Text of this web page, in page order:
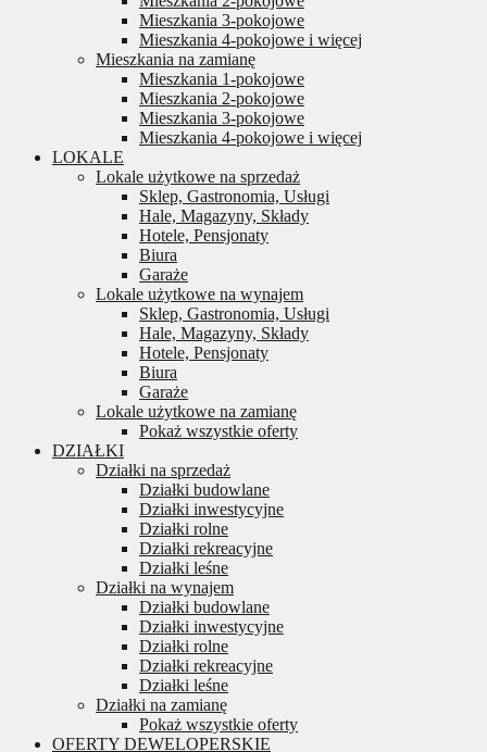
Mieszkania 3-pokojowe
Mieszkania 4-pokojowe i więcej
Mieszkania na zamianę
Mieszkania 1-pokojowe
Mieszkania 2-pokojowe
Mieszkania 3-pokojowe
Mieszkania 4-pokojowe i więcej
LOKALE
Lokale użytkowe na sprzedaż
Sklep, Gastronomia, Usługi
Hale, Magazyny, Składy
Hotele, Pensjonaty
Biura
Garaże
Lokale użytkowe na wynajem
Sklep, Gastronomia, Usługi
Hale, Magazyny, Składy
Hotele, Pensjonaty
Biura
Garaże
Lokale użytkowe na zamianę
Pokaż wszystkie oferty
DZIAŁKI
Działki na sprzedaż
Działki budowlane
Działki inwestycyjne
Działki rolne
Działki rekreacyjne
Działki leśne
Działki na wynajem
Działki budowlane
Działki inwestycyjne
Działki rolne
Działki rekreacyjne
Działki leśne
Działki na zamianę
Pokaż wszystkie oferty
OFERTY DEWELOPERSKIE